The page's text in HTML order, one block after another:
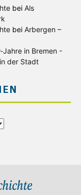
bei Als
bei Arbergen –
Jahre in Bremen -
der Stadt